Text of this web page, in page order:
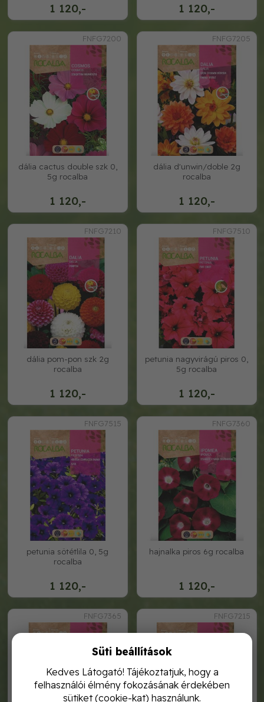
1 120,- 1 120,-
FNFG7200
1 120,-
dália cactus double szk 0,
5g rocalba
FNFG7205
1 120,-
dália d'unwin/doble 2g
rocalba
FNFG7210
1 120,-
dália pom-pon szk 2g
rocalba
FNFG7510
1 120,-
petunia nagyvirágú piros 0,
5g rocalba
FNFG7515
1 120,-
petunia sötétlila 0, 5g
rocalba
FNFG7360
1 120,-
hajnalka piros 6g rocalba
FNFG7365 FNFG7215
Süti beállítások
Kedves Látogató! Tájékoztatjuk, hogy a
felhasználói élmény fokozásának érdekében
sütiket (cookie-kat) használunk.